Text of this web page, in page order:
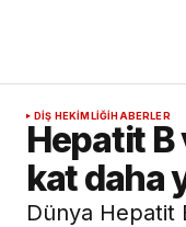
DIŞ HEKIMLIĞIHABERLER
Hepatit B
kat daha
Dünya Hepatit